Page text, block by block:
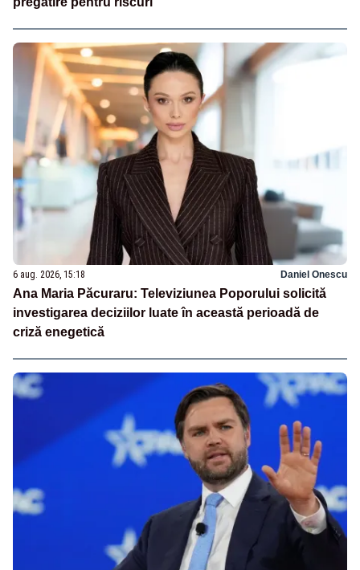
6 aug. 2026, 15:18 Daniel Onescu
Ana Maria Păcuraru: Televiziunea Poporului solicită
investigarea deciziilor luate în această perioadă de
criză enegetică